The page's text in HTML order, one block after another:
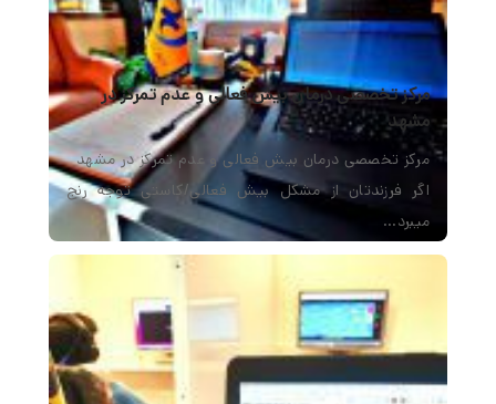
مرکز تخصصی درمان بیش فعالی و عدم تمرکز در
مشهد
مرکز تخصصی درمان بیش فعالی و عدم تمرکز در مشهد
اگر فرزندتان از مشکل بیش فعالی/کاستی توجه رنج
میبرد…